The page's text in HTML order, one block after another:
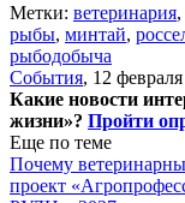
Метки: ветеринария,
рыбы, минтай,
рыбодобыча
События, 12
Какие новости
жизни»? Пройти
Еще по теме
Почему
проект